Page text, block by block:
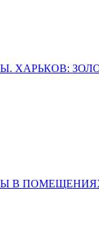
ХАРЬКОВ:
В